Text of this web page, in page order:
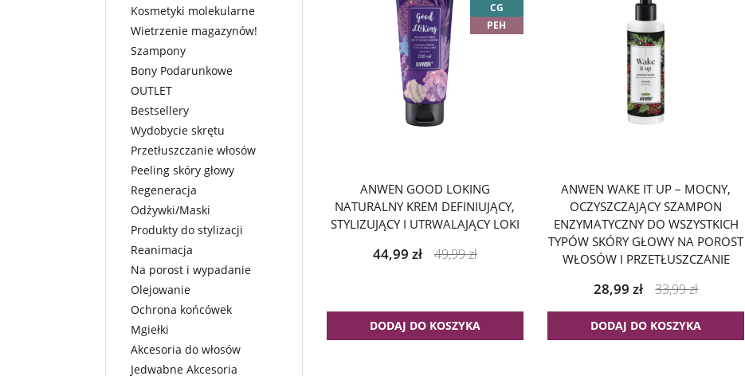
Kosmetyki molekularne
Wietrzenie magazynów!
Szampony
Bony Podarunkowe
OUTLET
Bestsellery
Wydobycie skrętu
Przetłuszczanie włosów
Peeling skóry głowy
Regeneracja
Odżywki/Maski
Produkty do stylizacji
Reanimacja
Na porost i wypadanie
Olejowanie
Ochrona końcówek
Mgiełki
Akcesoria do włosów
Jedwabne Akcesoria
CG
PEH
ANWEN GOOD LOKING
NATURALNY KREM DEFINIUJĄCY,
STYLIZUJĄCY I UTRWALAJĄCY LOKI
44,99 zł 49,99zł
DODAJ DO KOSZYKA
ANWEN WAKE IT UP – MOCNY,
OCZYSZCZAJĄCY SZAMPON
ENZYMATYCZNY DO WSZYSTKICH
TYPÓW SKÓRY GŁOWY NA POROST
WŁOSÓW I PRZETŁUSZCZANIE
28,99zł 33,99zł
DODAJ DO KOSZYKA